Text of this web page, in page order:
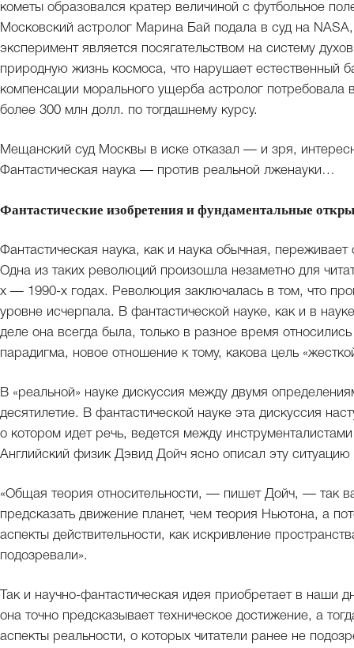
кометы образовался кратер величиной с футбольное
Московский астролог Марина Бай подала в суд на
эксперимент является посягательством на систему
природную жизнь космоса, что нарушает естественный
компенсации морального ущерба астролог потребовала
более 300 млн долл. по тогдашнему курсу.
Мещанский суд Москвы в иске отказал — и зря,
Фантастическая наука — против реальной лженауки…
Фантастические изобретения и фундаментальные
Фантастическая наука, как и наука обычная,
Одна из таких революций произошла незаметно для
х — 1990-х годах. Революция заключалась в том, что
уровне исчерпала. В фантастической науке, как и в
деле она всегда была, только в разное время
парадигма, новое отношение к тому, какова цель
В «реальной» науке дискуссия между двумя
десятилетие. В фантастической науке эта дискуссия
о котором идет речь, ведется между
Английский физик Дэвид Дойч ясно описал эту ситуацию
«Общая теория относительности, — пишет Дойч, — так
предсказать движение планет, чем теория Ньютона, а
аспекты действительности, как искривление
подозревали».
Так и научно-фантастическая идея приобретает в наши
она точно предсказывает техническое достижение, а
аспекты реальности, о которых читатели ранее не